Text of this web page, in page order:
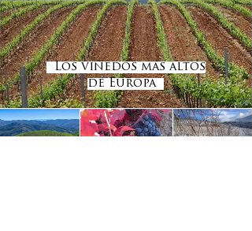
Los viñedos más altos
de Europa